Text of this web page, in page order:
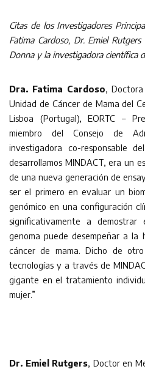
Citas de los Investigadores
Fatima Cardoso, Dr. Emiel
Donna y la investigadora científica
Dra. Fatima Cardoso,
Unidad de Cáncer de Mama del
Lisboa (Portugal), EORTC –
miembro del Consejo de
investigadora co-responsable
desarrollamos MINDACT, era un
de una nueva generación de
ser el primero en evaluar un
genómico en una configuración
significativamente a
genoma puede desempeñar a
cáncer de mama. Dicho de
tecnologías y a través de
gigante en el tratamiento
mujer.”
Dr. Emiel Rutgers, Doctor en